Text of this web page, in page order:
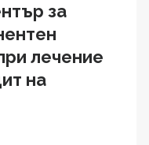
за
лечение
на